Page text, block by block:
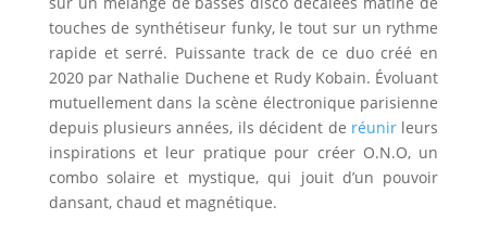
touches de synthétiseur funky, le tout sur un rythme
rapide et serré. Puissante track de ce duo créé en
2020 par Nathalie Duchene et Rudy Kobain. Évoluant
mutuellement dans la scène électronique parisienne
depuis plusieurs années, ils décident de réunirleurs
inspirations et leur pratique pour créer O.N.O, un
combo solaire et mystique, qui jouit d’un pouvoir
dansant, chaud et magnétique.